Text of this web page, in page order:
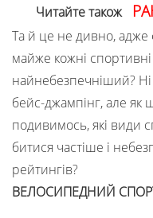
Читайте також
Та й це не дивно, адже
майже кожні
найнебезпечніший?
бейс-джампінг, але як
подивимось, які види
битися частіше і
рейтингів?
ВЕЛОСИПЕДНИЙ